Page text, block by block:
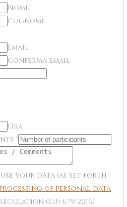
Nome
Cognome
Email
Conferma email
Ora
*
use your data (as set forth
of personal data
(EU) 679/2016)